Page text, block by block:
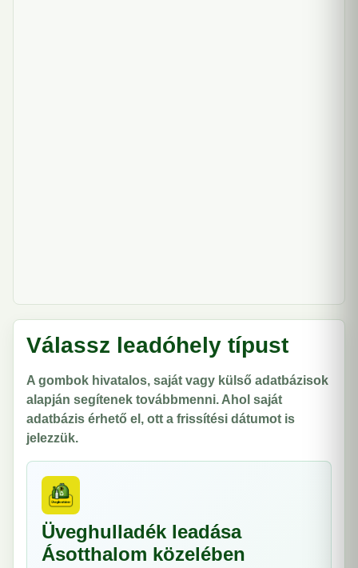
Válassz leadóhely típust
A gombok hivatalos, saját vagy külső adatbázisok
alapján segítenek továbbmenni. Ahol saját
adatbázis érhető el, ott a frissítési dátumot is
jelezzük.
Üveghulladék leadása
Ásotthalom közelében